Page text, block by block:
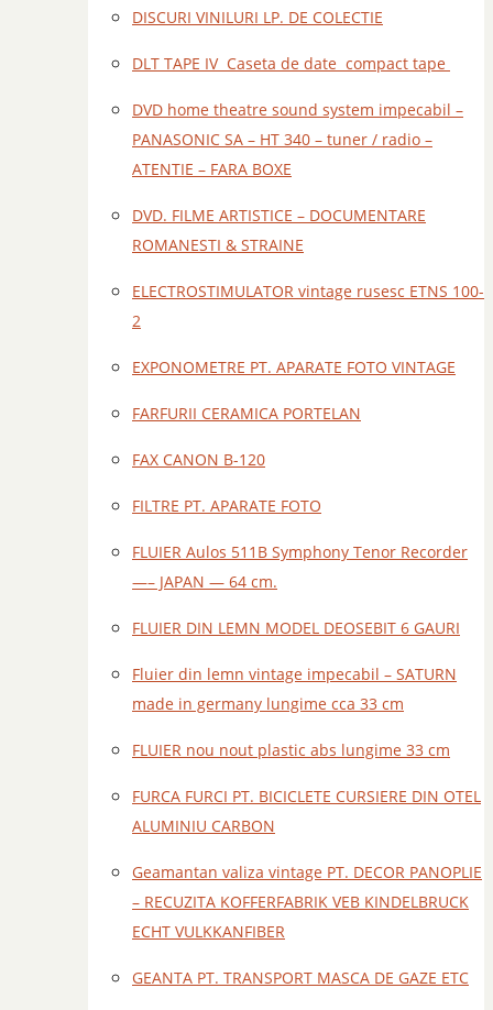
DISCURI VINILURI LP. DE COLECTIE
DLT TAPE IV Caseta de date compact tape
DVD home theatre sound system impecabil –
PANASONIC SA – HT 340 – tuner / radio –
ATENTIE – FARA BOXE
DVD. FILME ARTISTICE – DOCUMENTARE
ROMANESTI & STRAINE
ELECTROSTIMULATOR vintage rusesc ETNS 100-
2
EXPONOMETRE PT. APARATE FOTO VINTAGE
FARFURII CERAMICA PORTELAN
FAX CANON B-120
FILTRE PT. APARATE FOTO
FLUIER Aulos 511B Symphony Tenor Recorder
—– JAPAN — 64 cm.
FLUIER DIN LEMN MODEL DEOSEBIT 6 GAURI
Fluier din lemn vintage impecabil – SATURN
made in germany lungime cca 33 cm
FLUIER nou nout plastic abs lungime 33 cm
FURCA FURCI PT. BICICLETE CURSIERE DIN OTEL
ALUMINIU CARBON
Geamantan valiza vintage PT. DECOR PANOPLIE
– RECUZITA KOFFERFABRIK VEB KINDELBRUCK
ECHT VULKKANFIBER
GEANTA PT. TRANSPORT MASCA DE GAZE ETC